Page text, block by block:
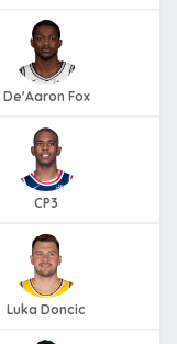
De'Aaron Fox
CP3
Luka Doncic